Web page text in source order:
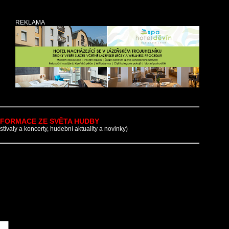
REKLAMA
ZE SVĚTA HUDBY
a koncerty, hudební aktuality a novinky)